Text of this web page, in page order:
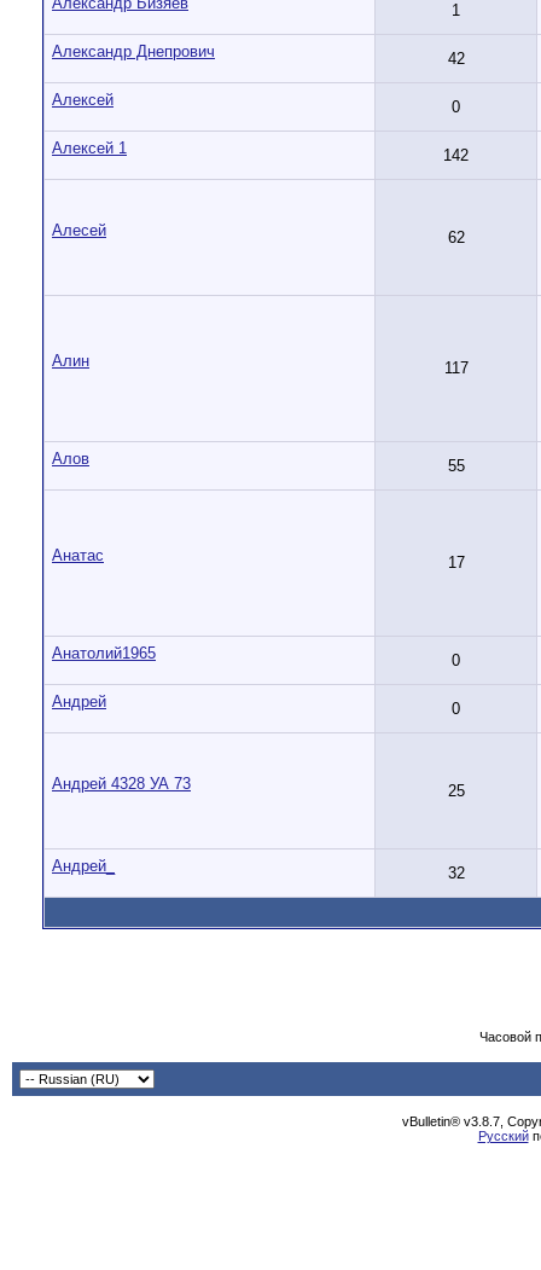
1
Александр Днепрович 42
Алексей 0
Алексей 1 142
Алесей 62
Алин 117
Алов 55
Анатас 17
Анатолий1965 0
Андрей 0
Андрей 4328 УА 73 25
Андрей_ 32
Часовой
vBulletin® v3.8.7,
Русский